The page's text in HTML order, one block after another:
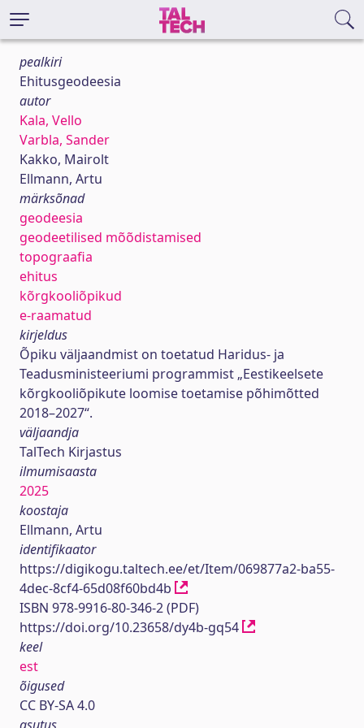
pealkiri
Ehitusgeodeesia
autor
Kala, Vello
Varbla, Sander
Kakko, Mairolt
Ellmann, Artu
märksõnad
geodeesia
geodeetilised mõõdistamised
topograafia
ehitus
kõrgkooliõpikud
e-raamatud
kirjeldus
Õpiku väljaandmist on toetatud Haridus- ja
Teadusministeeriumi programmist „Eestikeelsete
kõrgkooliõpikute loomise toetamise põhimõtted
2018–2027“.
väljaandja
TalTech Kirjastus
ilmumisaasta
2025
koostaja
Ellmann, Artu
identifikaator
https://digikogu.taltech.ee/et/Item/069877a2-ba55-
4dec-8cf4-65d08f60bd4b
ISBN 978-9916-80-346-2 (PDF)
https://doi.org/10.23658/dy4b-gq54
keel
est
õigused
CC BY-SA 4.0